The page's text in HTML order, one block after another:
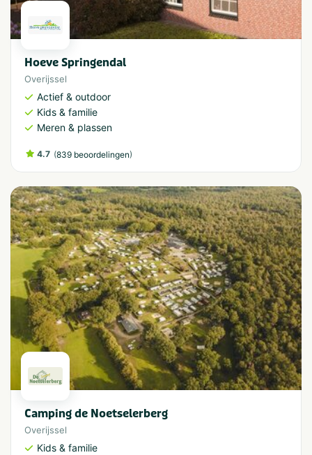
Hoeve Springendal
Overijssel
Actief & outdoor
Kids & familie
Meren & plassen
4.7 (839 beoordelingen)
Camping de Noetselerberg
Overijssel
Kids & familie